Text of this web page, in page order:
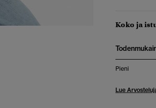
Koko ja
Pieni
Lue